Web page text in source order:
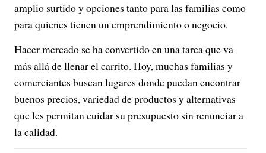
amplio surtido y opciones tanto para las familias como
para quienes tienen un emprendimiento o negocio.
Hacer mercado se ha convertido en una tarea que va
más allá de llenar el carrito. Hoy, muchas familias y
comerciantes buscan lugares donde puedan encontrar
buenos precios, variedad de productos y alternativas
que les permitan cuidar su presupuesto sin renunciar a
la calidad.